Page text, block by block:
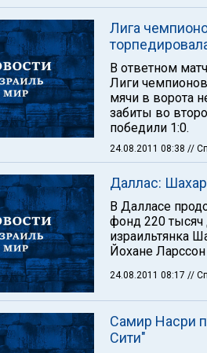
Лига
В ответном
Лиги
мячи в ворота
забиты во
победили 1:0.
24.08.2011 08:38 //
Даллас:
В Далласе
фонд 220 тысяч
израильтянка
Йохане Ларссон
24.08.2011 08:17 //
Самир Насри
Сити"